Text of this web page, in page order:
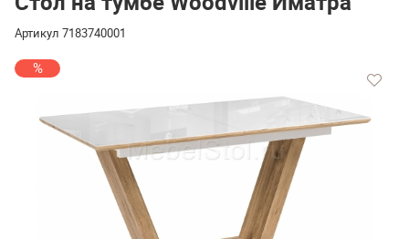
Артикул 7183740001
%